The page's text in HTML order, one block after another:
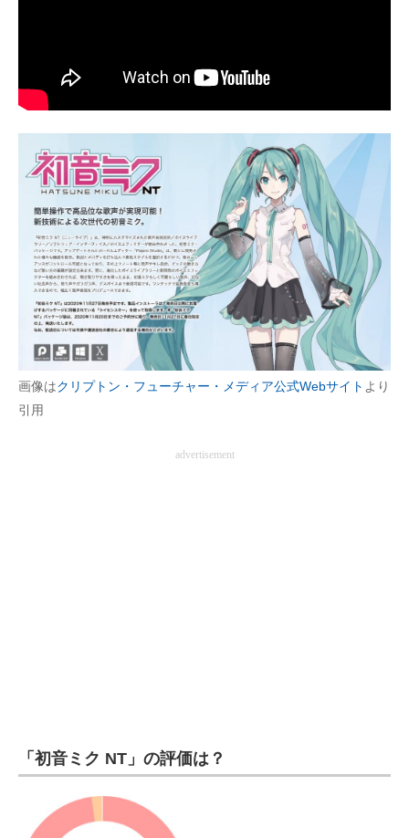
電子設計の基本と応用
エネルギーの専門メディア
建設×テクノロジーの最前線
ちょっと気になるネットの話題
画像はクリプトン・フューチャー・メディア公式Webサイト より
引用
advertisement
「初音ミク NT」の評価は？